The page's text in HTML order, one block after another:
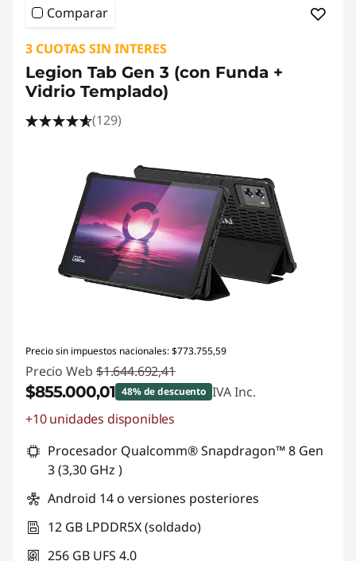
Comparar
3 CUOTAS SIN INTERES
Legion Tab Gen 3 (con Funda +
Vidrio Templado)
(129)
Precio sin impuestos nacionales: $773.755,59
Precio Web $1.644.692,41
$855.000,01 48% de descuento IVA Inc.
Descuento prod (inc IVA) :
+10 unidades disponibles
Procesador Qualcomm® Snapdragon™ 8 Gen
3 (3,30 GHz )
Android 14 o versiones posteriores
12 GB LPDDR5X (soldado)
256 GB UFS 4.0